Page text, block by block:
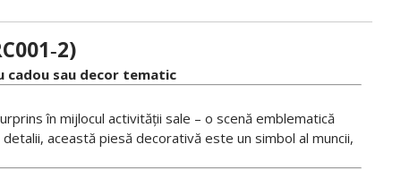
cadou sau decor tematic
în mijlocul activității sale – o scenă emblematică
această piesă decorativă este un simbol al muncii,